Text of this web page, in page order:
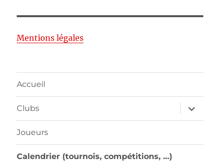
Mentions légales
Accueil
Clubs
ouvrir
le
sous-
Joueurs
Calendrier (tournois, compétitions, …)